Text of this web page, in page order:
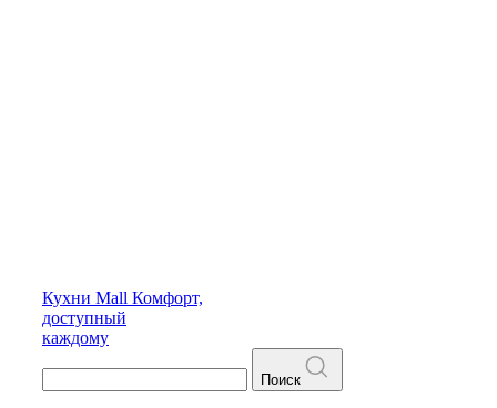
Кухни Mall Комфорт,
доступный
каждому
Поиск